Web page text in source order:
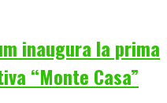
inaugura la prima
“Monte Casa”